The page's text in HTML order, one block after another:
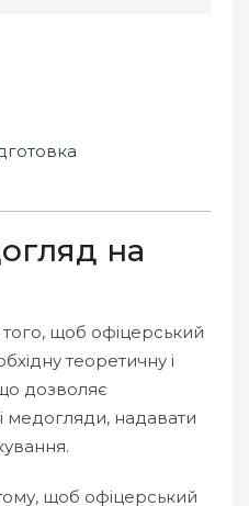
на
щоб офіцерський
теоретичну і
дозволяє
медогляди, надавати
щоб офіцерський